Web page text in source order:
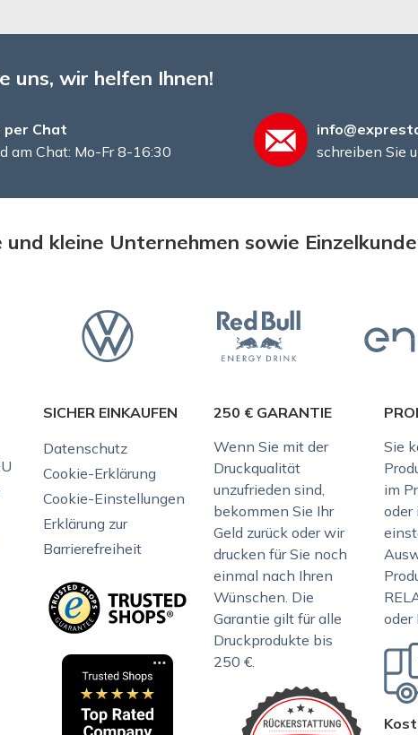
uns, wir helfen Ihnen!
per Chat
am Chat: Mo-Fr 8-16:30
schreiben Sie
kleine Unternehmen sowie
SICHER EINKAUFEN
Datenschutz
Cookie-Erklärung
Cookie-Einstellungen
Erklärung zur
Barrierefreiheit
250 € GARANTIE
Wenn Sie mit der
Druckqualität
unzufrieden sind,
bekommen Sie Ihr
Geld zurück oder wir
drucken für Sie noch
einmal nach Ihren
Wünschen. Die
Garantie gilt für alle
Druckprodukte bis
250 €.
Sie
im
oder
oder